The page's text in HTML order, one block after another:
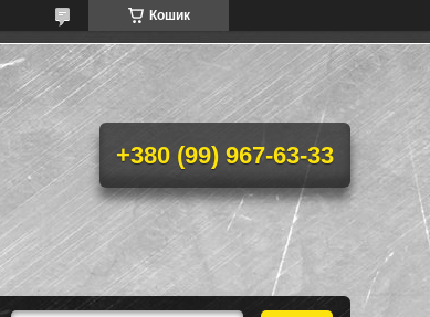
Кошик
+380 (99) 967-63-33